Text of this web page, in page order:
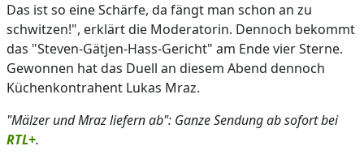
Das ist so eine Schärfe, da fängt man schon an zu
schwitzen!", erklärt die Moderatorin. Dennoch bekommt
das "Steven-Gätjen-Hass-Gericht" am Ende vier Sterne.
Gewonnen hat das Duell an diesem Abend dennoch
Küchenkontrahent Lukas Mraz.
"Mälzer und Mraz liefern ab": Ganze Sendung ab sofort bei
RTL+.